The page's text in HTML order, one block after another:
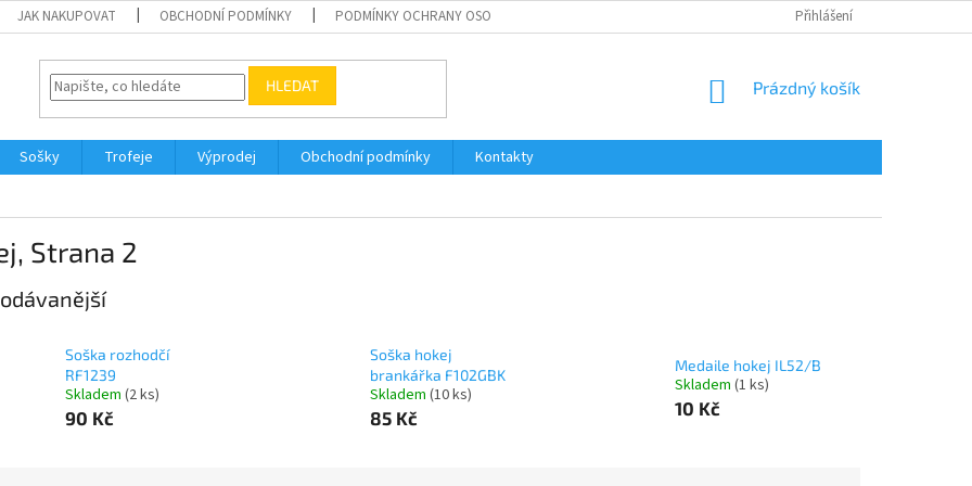
JAK NAKUPOVAT OBCHODNÍ PODMÍNKY PODMÍNKY OCHRANY OSOBNÍCH ÚDAJŮ Přihlášení
HLEDAT
NÁKUPNÍ
Prázdný košík
Sošky Trofeje Výprodej Obchodní podmínky Kontakty
, Strana 2
Soška rozhodčí
RF1239
Skladem (2 ks)
90 Kč
Soška hokej
brankářka F102GBK
Skladem (10 ks)
85 Kč
Medaile hokej IL52/B
Skladem (1 ks)
10 Kč